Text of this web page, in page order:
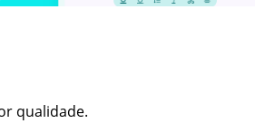
qualidade.